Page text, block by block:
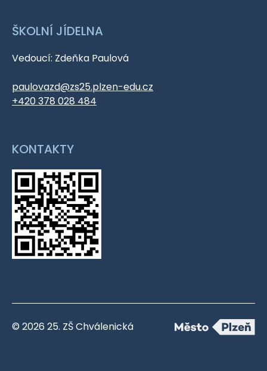
ŠKOLNÍ JÍDELNA
Vedoucí: Zdeňka Paulová
paulovazd@zs25.plzen-edu.cz
+420 378 028 484
KONTAKTY
© 2026 25. ZŠ Chválenická